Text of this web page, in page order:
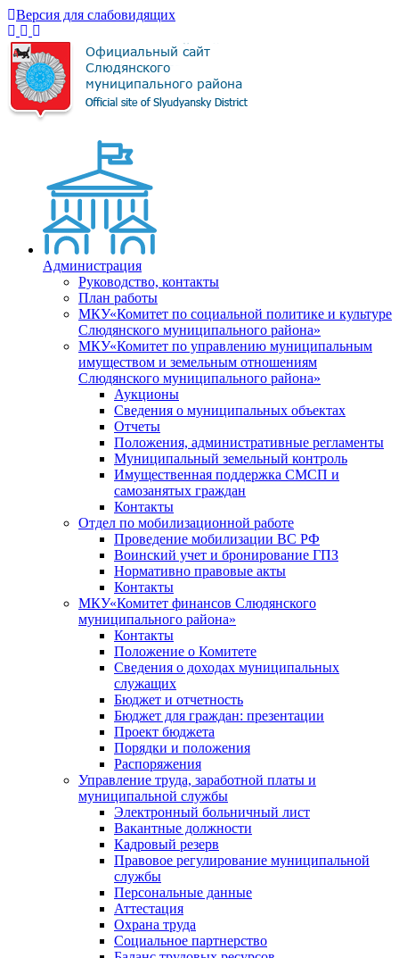
Версия для слабовидящих
Администрация
Руководство, контакты
План работы
МКУ«Комитет по социальной политике и культуре
Слюдянского муниципального района»
МКУ«Комитет по управлению муниципальным
имуществом и земельным отношениям
Слюдянского муниципального района»
Аукционы
Сведения о муниципальных объектах
Отчеты
Положения, административные регламенты
Муниципальный земельный контроль
Имущественная поддержка СМСП и
самозанятых граждан
Контакты
Отдел по мобилизационной работе
Проведение мобилизации ВС РФ
Воинский учет и бронирование ГПЗ
Нормативно правовые акты
Контакты
МКУ«Комитет финансов Слюдянского
муниципального района»
Контакты
Положение о Комитете
Сведения о доходах муниципальных
служащих
Бюджет и отчетность
Бюджет для граждан: презентации
Проект бюджета
Порядки и положения
Распоряжения
Управление труда, заработной платы и
муниципальной службы
Электронный больничный лист
Вакантные должности
Кадровый резерв
Правовое регулирование муниципальной
службы
Персональные данные
Аттестация
Охрана труда
Социальное партнерство